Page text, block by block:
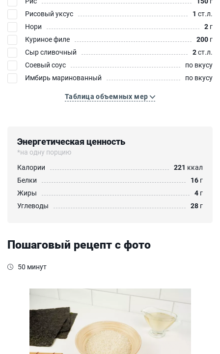
Рисовый уксус
1 ст.л.
Нори
2 г
Куриное филе
200 г
Сыр сливочный
2ст.л.
Соевый соус
по вкусу
Имбирь маринованный
по вкусу
Таблица объемных мер
Энергетическая ценность
*на одну порцию
Калории
221 ккал
Белки
16 г
Жиры
4 г
Углеводы
28 г
Пошаговый рецепт с фото
50 минут